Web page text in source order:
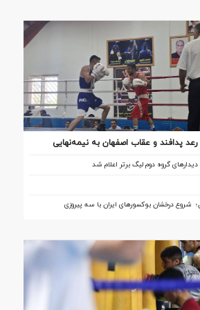
پدافند و عقاب اصفهان به نیمه‌نهایی
دیدارهای گروه دوم لیگ برتر اعلام شد
شروع درخشان بوکسورهای ایران با سه پیروزی